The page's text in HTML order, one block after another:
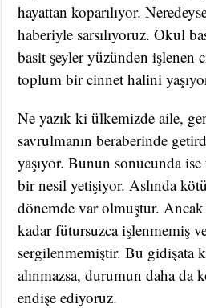
hayattan koparılıyor.
haberiyle sarsılıyoruz. Okul
basit şeyler yüzünden işlenen
toplum bir cinnet halini
Ne yazık ki ülkemizde aile,
savrulmanın beraberinde
yaşıyor. Bunun sonucunda
bir nesil yetişiyor. Aslında
dönemde var olmuştur.
kadar fütursuzca işlenmemiş
sergilenmemiştir. Bu gidişata
alınmazsa, durumun daha da
endişe ediyoruz.